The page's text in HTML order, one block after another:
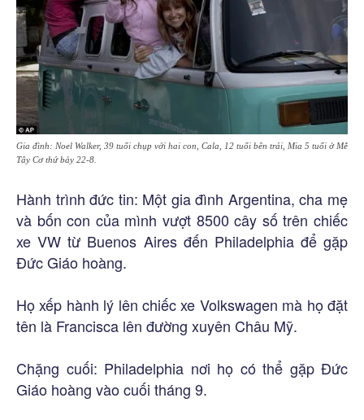
Gia đình: Noel Walker, 39 tuổi chụp với hai con, Cala, 12 tuổi bên trái, Mia 5 tuổi ở Mễ
Tây Cơ thứ bảy 22-8.
Hành trình đức tin: Một gia đình Argentina, cha mẹ
và bốn con của mình vượt 8500 cây số trên chiếc
xe VW từ Buenos Aires đến Philadelphia để gặp
Đức Giáo hoàng.
Họ xếp hành lý lên chiếc xe Volkswagen mà họ đặt
tên là Francisca lên đường xuyên Châu Mỹ.
Chặng cuối: Philadelphia nơi họ có thể gặp Đức
Giáo hoàng vào cuối tháng 9.